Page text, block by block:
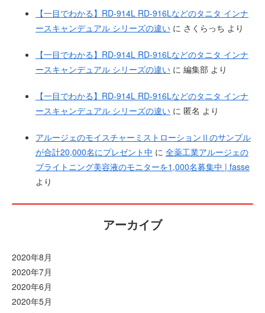
【一目でわかる】RD-914L RD-916Lなどのタニタ インナ
ースキャンデュアル シリーズの違い に さくらっち より
【一目でわかる】RD-914L RD-916Lなどのタニタ インナ
ースキャンデュアル シリーズの違い に 編集部 より
【一目でわかる】RD-914L RD-916Lなどのタニタ インナ
ースキャンデュアル シリーズの違い に 匿名 より
アルージェのモイスチャーミストローションⅡのサンプル
が合計20,000名にプレゼント中 に 全薬工業アルージェの
ブライトニング美容液のモニターを1,000名募集中 | fasse
より
アーカイブ
2020年8月
2020年7月
2020年6月
2020年5月